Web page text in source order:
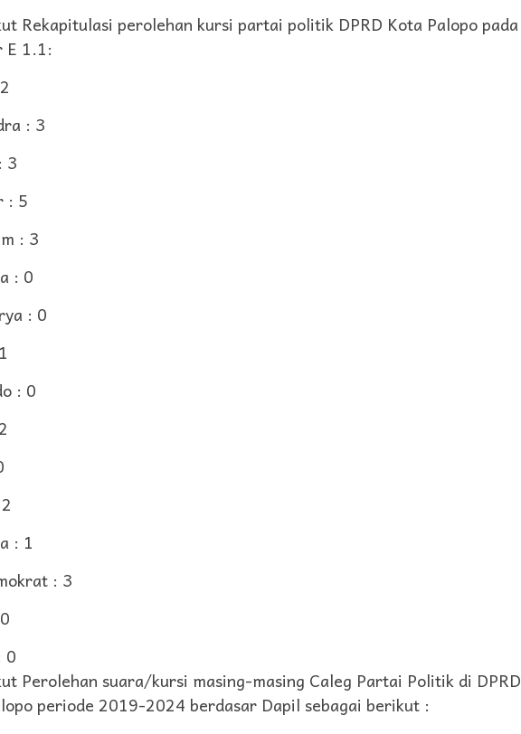
Rekapitulasi perolehan kursi partai politik DPRD Kota Palopo pada
1.1:
: 3
3
: 5
: 3
: 0
: 0
: 0
: 1
: 3
0
Perolehan suara/kursi masing-masing Caleg Partai Politik di DPRD
periode 2019-2024 berdasar Dapil sebagai berikut :